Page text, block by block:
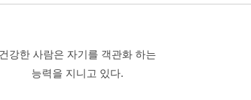
건강한 사람은 자기를 객관화 하는
능력을 지니고 있다.